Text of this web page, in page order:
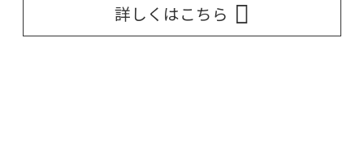
詳しくはこちら